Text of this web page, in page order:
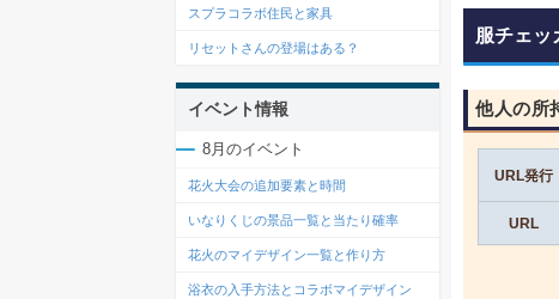
服チェッ
他人の所
URL発行
URL
スプラコラボ住民と家具
リセットさんの登場はある？
イベント情報
8月のイベント
花火大会の追加要素と時間
いなりくじの景品一覧と当たり確率
花火のマイデザイン一覧と作り方
浴衣の入手方法とコラボマイデザイン